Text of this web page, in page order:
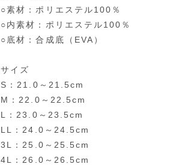
○素材：ポリエステル100％
○内素材：ポリエステル100％
○底材：合成底（EVA）
サイズ
S：21.0～21.5cm
M：22.0～22.5cm
L：23.0～23.5cm
LL：24.0～24.5cm
3L：25.0～25.5cm
4L：26.0～26.5cm